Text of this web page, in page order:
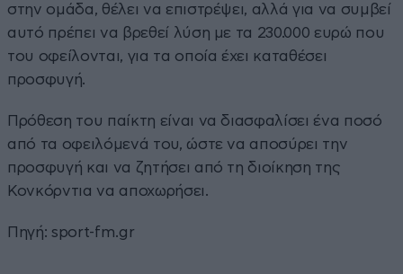
στην ομάδα, θέλει να επιστρέψει, αλλά για να συμβεί
αυτό πρέπει να βρεθεί λύση με τα 230.000 ευρώ που
του οφείλονται, για τα οποία έχει καταθέσει
προσφυγή.
Πρόθεση του παίκτη είναι να διασφαλίσει ένα ποσό
από τα οφειλόμενά του, ώστε να αποσύρει την
προσφυγή και να ζητήσει από τη διοίκηση της
Κονκόρντια να αποχωρήσει.
Πηγή: sport-fm.gr